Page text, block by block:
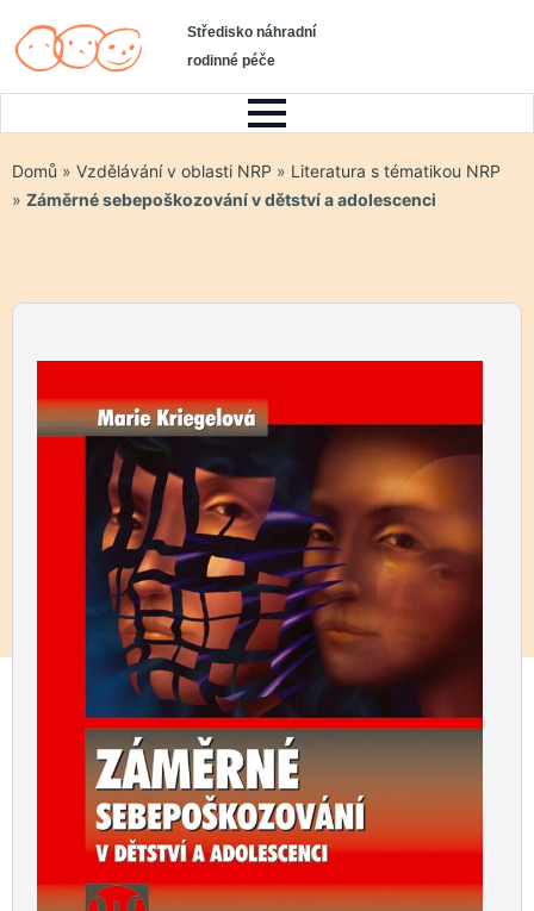
Středisko náhradní
rodinné péče
Domů » Vzdělávání v oblasti NRP » Literatura s tématikou NRP
» Záměrné sebepoškozování v dětství a adolescenci